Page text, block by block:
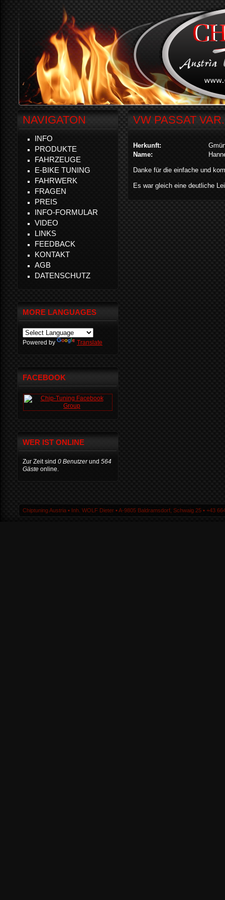
VW PASSAT
Herkunft:
Name:
Danke für die einfache und
Es war gleich eine deutliche
NAVIGATON
INFO
PRODUKTE
FAHRZEUGE
E-BIKE TUNING
FAHRWERK
FRAGEN
PREIS
INFO-FORMULAR
VIDEO
LINKS
FEEDBACK
KONTAKT
AGB
DATENSCHUTZ
MORE LANGUAGES
Powered by Translate
FACEBOOK
WER IST ONLINE
Zur Zeit sind 0 Benutzerund 564
Gäste online.
Chiptuning Austria ▪ Inh. WOLF Dieter ▪ A-9805 Baldramsdorf, Schwaig 25 ▪ +43